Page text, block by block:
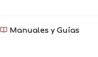
Manuales y Guías